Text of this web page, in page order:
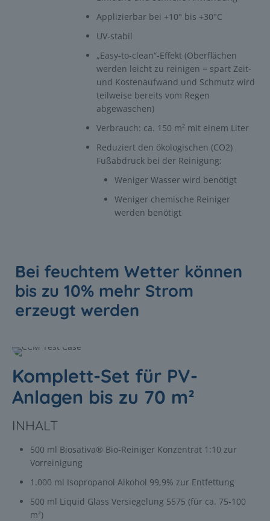
Applizierbar bei +10° bis +30°C
UV-stabil
„Easy-to-clean“-Effekt (Oberflächen
werden leicht zu reinigen = spart Zeit-
und Kostenaufwand und Schmutz wird
teilweise bereits vom Regen
abgewaschen)
Verbrauch: ca. 150 m² mit einem Liter
Reduziert den ökologischen (CO2)
Fußabdruck bei der Reinigung:
Weniger Wasser wird benötigt
Weniger chemische Reiniger
werden benötigt
Bei feuchtem Wetter können
bis zu 10% mehr Strom
erzeugt werden
Komplett-Set für PV-
Anlagen bis zu 70 m²
INHALT
500 ml Biosativa® Bio-Reiniger Konzentrat 1:10 zur
Vorreinigung
1.000 ml Isopropanol Alkohol 99,9% zur Entfettung
500 ml Liquid Glass Versiegelung 5575 (für ca. 75-100
m²)